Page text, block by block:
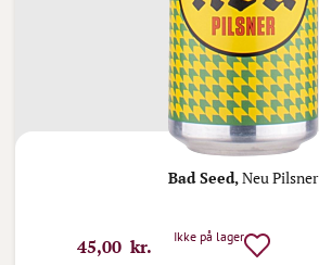
Bad Seed,Neu Pilsner
45,00 kr. Ikke på lager